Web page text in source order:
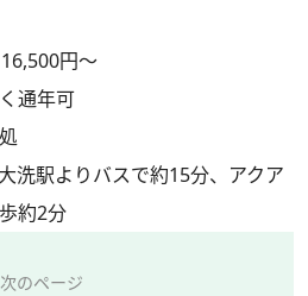
円～
通年可
洗駅よりバスで約15分、アクア
約2分
次のページ